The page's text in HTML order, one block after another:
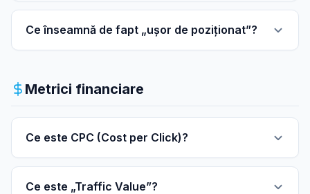
Ce înseamnă de fapt „ușor de poziționat”?
Metrici financiare
Ce este CPC (Cost per Click)?
Ce este „Traffic Value”?